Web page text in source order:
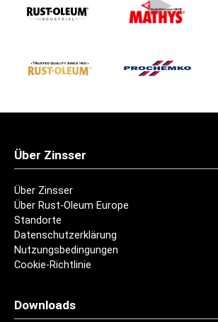
Über Zinsser
Über Zinsser
Über Rust-Oleum Europe
Standorte
Datenschutzerklärung
Nutzungsbedingungen
Cookie-Richtlinie
Downloads